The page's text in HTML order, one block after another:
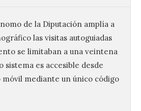
de la Diputación amplía a
las visitas autoguiadas
se limitaban a una veintena
sistema es accesible desde
mediante un único código